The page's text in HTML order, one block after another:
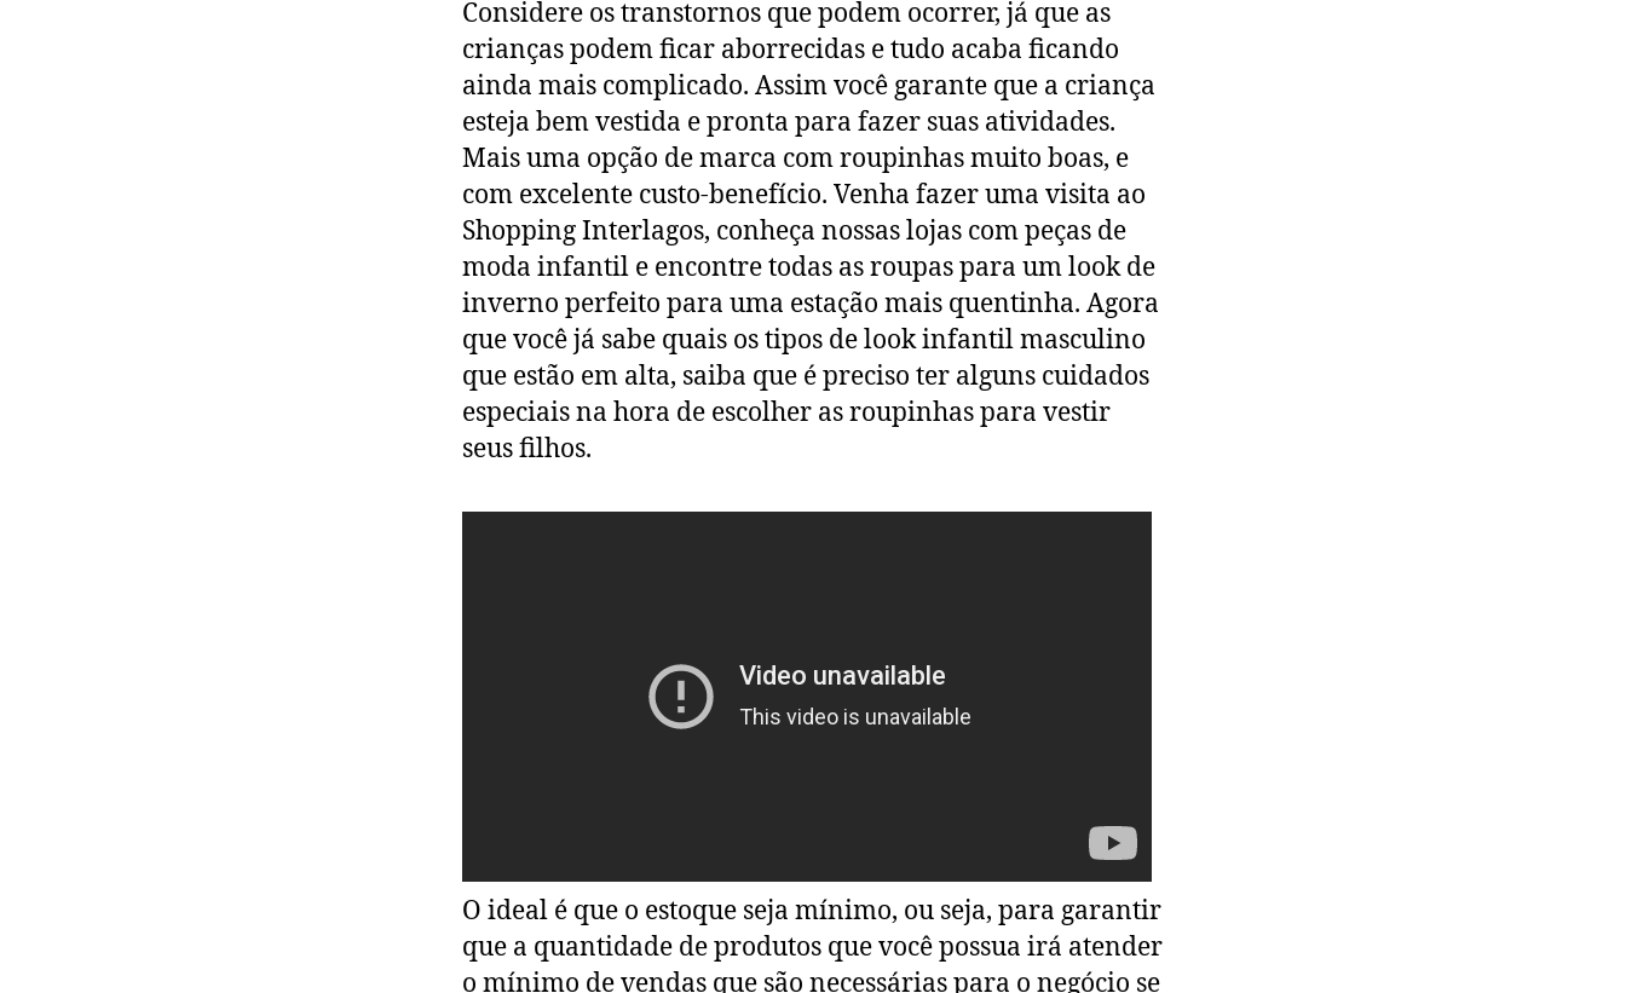
Considere os transtornos que podem ocorrer, já que as
crianças podem ficar aborrecidas e tudo acaba ficando
ainda mais complicado. Assim você garante que a criança
esteja bem vestida e pronta para fazer suas atividades.
Mais uma opção de marca com roupinhas muito boas, e
com excelente custo-benefício. Venha fazer uma visita ao
Shopping Interlagos, conheça nossas lojas com peças de
moda infantil e encontre todas as roupas para um look de
inverno perfeito para uma estação mais quentinha. Agora
que você já sabe quais os tipos de look infantil masculino
que estão em alta, saiba que é preciso ter alguns cuidados
especiais na hora de escolher as roupinhas para vestir
seus filhos.
O ideal é que o estoque seja mínimo, ou seja, para garantir
que a quantidade de produtos que você possua irá atender
o mínimo de vendas que são necessárias para o negócio se